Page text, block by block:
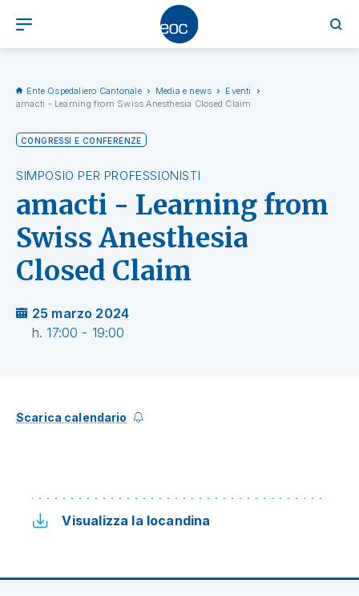
Ente Ospedaliero Cantonale Media e news
Eventi
amacti - Learning from Swiss Anesthesia Closed Claim
CONGRESSI E CONFERENZE
SIMPOSIO PER PROFESSIONISTI
amacti - Learning from
Swiss Anesthesia
Closed Claim
25 marzo 2024
h. 17:00 - 19:00
Scarica calendario
Visualizza la locandina